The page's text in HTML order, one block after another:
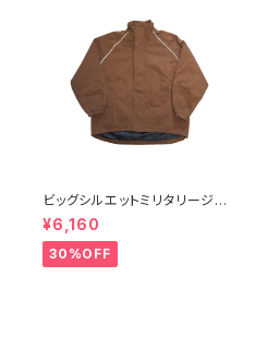
ビッグシルエットミリタリージャ
ケット
¥6,160
30%OFF